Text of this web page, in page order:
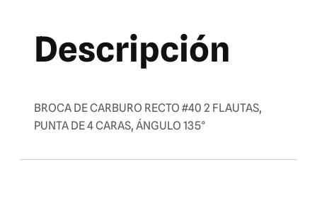
Descripción
BROCA DE CARBURO RECTO #40 2 FLAUTAS,
PUNTA DE 4 CARAS, ÁNGULO 135°